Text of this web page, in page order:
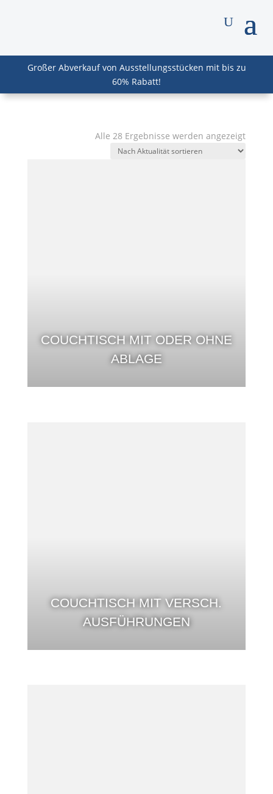
Großer Abverkauf von Ausstellungsstücken mit bis zu
60% Rabatt!
Alle 28 Ergebnisse werden angezeigtNach
COUCHTISCH MIT ODER OHNE
ABLAGE
COUCHTISCH MIT VERSCH.
AUSFÜHRUNGEN